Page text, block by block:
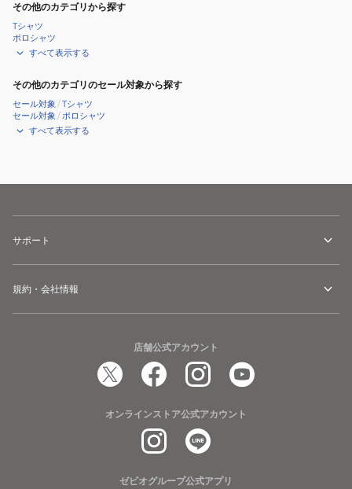
その他のカテゴリから探す
Tシャツ
ポロシャツ
すべて表示する
その他のカテゴリのセール対象から探す
セール対象 /Tシャツ
セール対象 /ポロシャツ
すべて表示する
サポート
規約・会社情報
店舗公式アカウント
オンラインストア公式アカウント
ゼビオグループ公式アプリ